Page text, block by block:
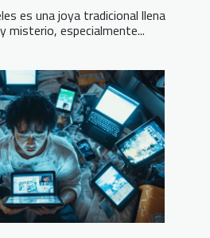
es una joya tradicional llena
misterio, especialmente...